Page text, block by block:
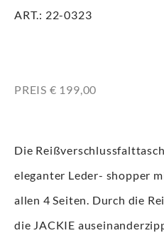
ART.: 22-0323
PREIS € 199,00
Die
eleganter Leder- shopper
allen 4 Seiten. Durch die
die JACKIE